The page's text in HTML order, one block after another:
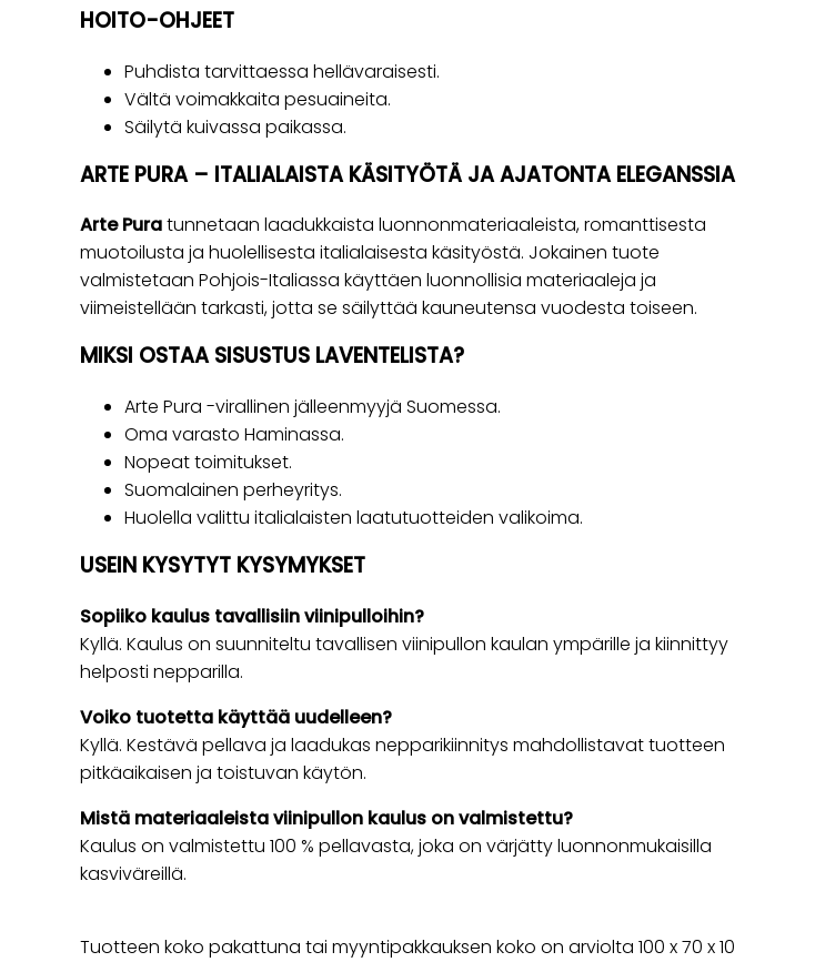
HOITO-OHJEET
Puhdista tarvittaessa hellävaraisesti.
Vältä voimakkaita pesuaineita.
Säilytä kuivassa paikassa.
ARTE PURA – ITALIALAISTA KÄSITYÖTÄ JA AJATONTA ELEGANSSIA
Arte Puratunnetaan laadukkaista luonnonmateriaaleista, romanttisesta
muotoilusta ja huolellisesta italialaisesta käsityöstä. Jokainen tuote
valmistetaan Pohjois-Italiassa käyttäen luonnollisia materiaaleja ja
viimeistellään tarkasti, jotta se säilyttää kauneutensa vuodesta toiseen.
MIKSI OSTAA SISUSTUS LAVENTELISTA?
Arte Pura -virallinen jälleenmyyjä Suomessa.
Oma varasto Haminassa.
Nopeat toimitukset.
Suomalainen perheyritys.
Huolella valittu italialaisten laatutuotteiden valikoima.
USEIN KYSYTYT KYSYMYKSET
Sopiiko kaulus tavallisiin viinipulloihin?
Kyllä. Kaulus on suunniteltu tavallisen viinipullon kaulan ympärille ja kiinnittyy
helposti nepparilla.
Voiko tuotetta käyttää uudelleen?
Kyllä. Kestävä pellava ja laadukas nepparikiinnitys mahdollistavat tuotteen
pitkäaikaisen ja toistuvan käytön.
Mistä materiaaleista viinipullon kaulus on valmistettu?
Kaulus on valmistettu 100 % pellavasta, joka on värjätty luonnonmukaisilla
kasviväreillä.
Tuotteen koko pakattuna tai myyntipakkauksen koko on arviolta 100 x 70 x 10